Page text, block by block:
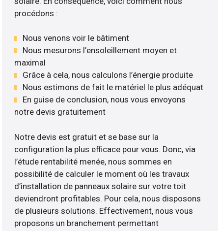
procédons :
Nous venons voir le bâtiment
Nous mesurons l’ensoleillement moyen et
maximal
Grâce à cela, nous calculons l’énergie produite
Nous estimons de fait le matériel le plus adéquat
En guise de conclusion, nous vous envoyons
notre devis gratuitement
Notre devis est gratuit et se base sur la
configuration la plus efficace pour vous. Donc, via
l’étude rentabilité menée, nous sommes en
possibilité de calculer le moment où les travaux
d’installation de panneaux solaire sur votre toit
deviendront profitables. Pour cela, nous disposons
de plusieurs solutions. Effectivement, nous vous
proposons un branchement permettant